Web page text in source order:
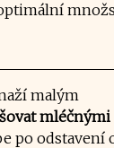
malým
mléčnými
po odstavení